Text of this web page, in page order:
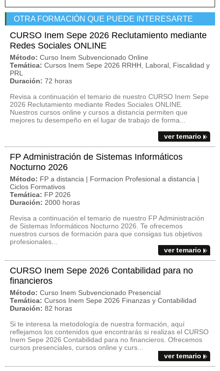
OTRA FORMACIÓN QUE PUEDE INTERESARTE
CURSO Inem Sepe 2026 Reclutamiento mediante
Redes Sociales ONLINE
Método: Curso Inem Subvencionado Online
Temática: Cursos Inem Sepe 2026 RRHH, Laboral, Fiscalidad y
PRL
Duración: 72 horas
Revisa a continuación el temario de nuestro CURSO Inem Sepe
2026 Reclutamiento mediante Redes Sociales ONLINE.
Nuestros cursos online y cursos a distancia permiten que
mejores tu desempeño en el lugar de trabajo de forma...
ver temario
FP Administración de Sistemas Informáticos
Nocturno 2026
Método: FP a distancia | Formacion Profesional a distancia |
Ciclos Formativos
Temática: FP 2026
Duración: 2000 horas
Revisa a continuación el temario de nuestro FP Administración
de Sistemas Informáticos Nocturno 2026. Te ofrecemos
nuestros cursos de formación para que consigas tus objetivos
profesionales...
ver temario
CURSO Inem Sepe 2026 Contabilidad para no
financieros
Método: Curso Inem Subvencionado Presencial
Temática: Cursos Inem Sepe 2026 Finanzas y Contabilidad
Duración: 82 horas
Si te interesa la metodología de nuestra formación, aquí
reflejamos los contenidos que encontrarás si realizas el CURSO
Inem Sepe 2026 Contabilidad para no financieros. Ofrecemos
cursos presenciales, cursos online y curs...
ver temario